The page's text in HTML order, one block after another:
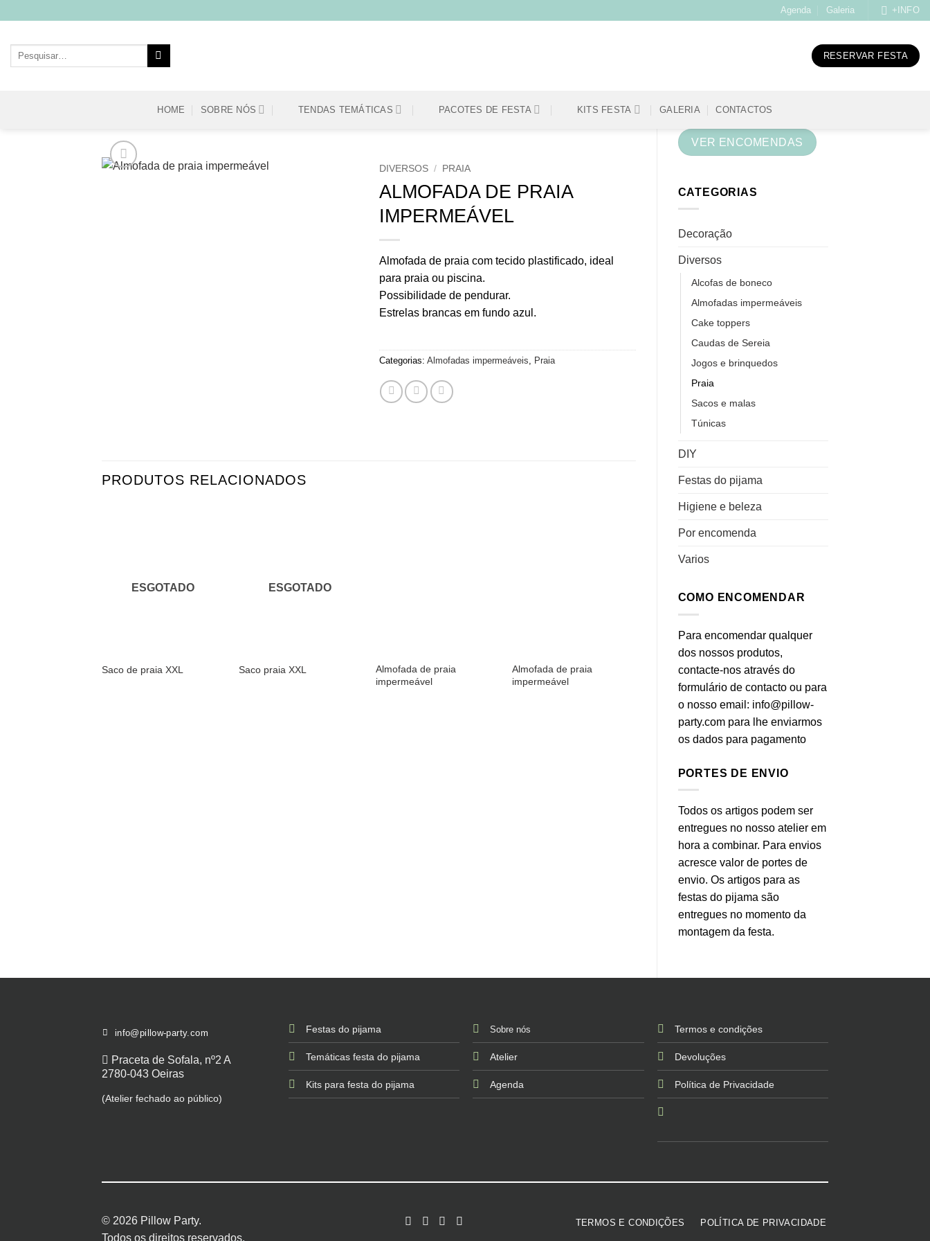
content
Agenda Galeria +INFO
Pesquisar
RESERVAR FESTA
HOME SOBRE NÓS TENDAS TEMÁTICAS PACOTES DE FESTA KITS FESTA GALERIA CONTACTOS
VER ENCOMENDAS
CATEGORIAS
Decoração
Diversos
Alcofas de boneco
Almofadas impermeáveis
Cake toppers
Caudas de Sereia
Jogos e brinquedos
Praia
Sacos e malas
Túnicas
DIY
Festas do pijama
Higiene e beleza
Por encomenda
Varios
COMO ENCOMENDAR
Para encomendar qualquer
dos nossos produtos,
contacte-nos através do
formulário de contacto ou para
o nosso email: info@pillow-
party.com para lhe enviarmos
os dados para pagamento
PORTES DE ENVIO
Todos os artigos podem ser
entregues no nosso atelier em
hora a combinar. Para envios
acresce valor de portes de
envio. Os artigos para as
festas do pijama são
entregues no momento da
montagem da festa.
DIVERSOS / PRAIA
ALMOFADA DE PRAIA
IMPERMEÁVEL
Almofada de praia com tecido plastificado, ideal
para praia ou piscina.
Possibilidade de pendurar.
Estrelas brancas em fundo azul.
Categorias: Almofadas impermeáveis, Praia
PRODUTOS RELACIONADOS
ESGOTADO
Saco de praia XXL
ESGOTADO
Saco praia XXL
Almofada de praia
impermeável
Almofada de praia
impermeável
Mala reversível sardinhas
Almofada de praia
info@pillow-party.com
Praceta de Sofala, nº2 A
2780-043 Oeiras
(Atelier fechado ao público)
Festas do pijama
Temáticas festa do pijama
Kits para festa do pijama
Sobre nós
Atelier
Agenda
Termos e condições
Devoluções
Política de Privacidade
© 2026 Pillow Party.
Todos os direitos reservados.
TERMOS E CONDIÇÕES POLÍTICA DE PRIVACIDADE